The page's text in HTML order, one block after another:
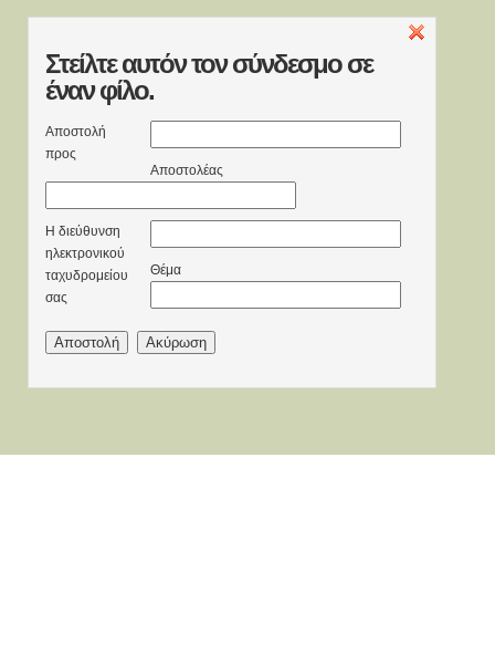
Στείλτεαυτόν τον σύνδεσμο σε
έναν φίλο.
Αποστολή
προς
Αποστολέας
Η διεύθυνση
ηλεκτρονικού
ταχυδρομείου
σας
Θέμα
Αποστολή Ακύρωση